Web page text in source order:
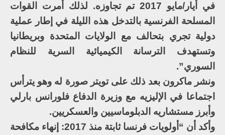
في أيار/مايو 2017 تم تجاوزه. لذلك أمرت القوات
المسلحة الفرنسية بالتدخل هذه الليلة في إطار عملية
دولية تجري بتحالف مع الولايات المتحدة وبريطانيا
وتستهدف الترسانة الكيميائية السرية للنظام
السوري”.
ونشر ماكرون بعد ذلك على تويتر صورة له وهو يترأس
اجتماعا في الإليزيه مع وزيرة الدفاع فلورانس بارلي
وأبرز مستشاريه الدبلوماسيين والعسكريين.
وأكد أن “أولويات فرنسا ثابتة منذ 2017: إنهاء مكافحة